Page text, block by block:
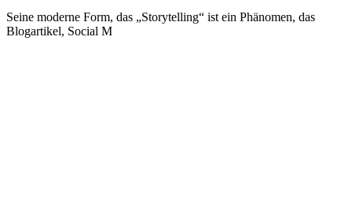
Seine moderne Form, das „Storytelling“ ist ein Phänomen, das
Blogartikel, Social M